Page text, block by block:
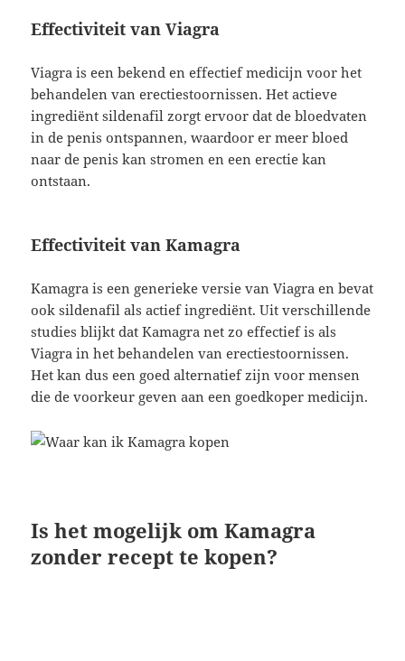
Effectiviteit van Viagra
Viagra is een bekend en effectief medicijn voor het
behandelen van erectiestoornissen. Het actieve
ingrediënt sildenafil zorgt ervoor dat de bloedvaten
in de penis ontspannen, waardoor er meer bloed
naar de penis kan stromen en een erectie kan
ontstaan.
Effectiviteit van Kamagra
Kamagra is een generieke versie van Viagra en bevat
ook sildenafil als actief ingrediënt. Uit verschillende
studies blijkt dat Kamagra net zo effectief is als
Viagra in het behandelen van erectiestoornissen.
Het kan dus een goed alternatief zijn voor mensen
die de voorkeur geven aan een goedkoper medicijn.
Is het mogelijk om Kamagra
zonder recept te kopen?